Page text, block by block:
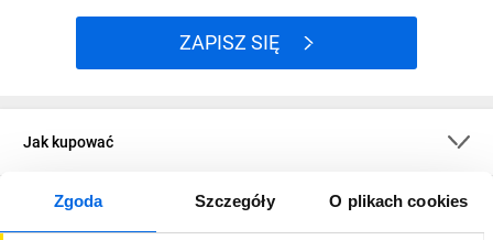
Zgoda Szczegóły O plikach cookies
ZAPISZ SIĘ
Jak kupować
O firmie